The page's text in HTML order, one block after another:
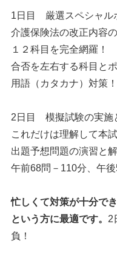
1日目 厳選スペシャル
介護保険法の改正内容の
１２科目を完全網羅！
合否を左右する科目と
用語（カタカナ）対策！
2日目 模擬試験の実施
これだけは理解して本
出題予想問題の演習と
午前68問－110分、午
忙しくて対策が十分で
という方に最適です。 2
負！